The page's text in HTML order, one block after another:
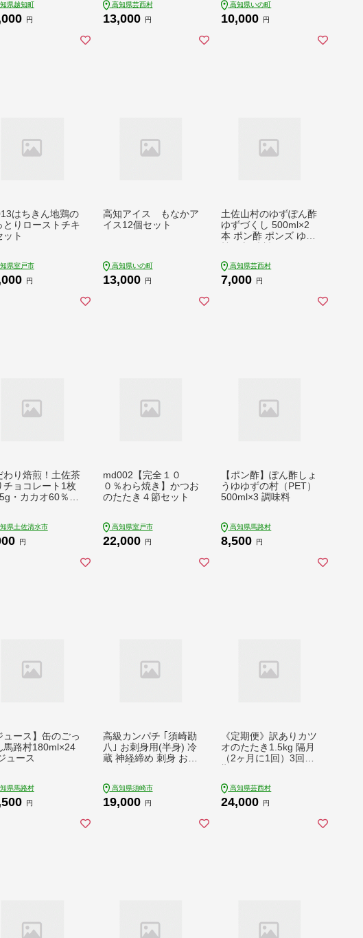
県越知町
円
養殖生産業者応援プロ
ジェクト》／「ブリの
高知県芸西村
13,000 円
高知県いの町
10,000 円
はちきん地鶏の
とりローストチキ
ット
県室戸市
円
高知アイス もなかア
イス12個セット
高知県いの町
13,000 円
土佐山村のゆずぽん酢
ゆずづくし 500ml×2
本 ポン酢 ポンズ ゆず
しゃぶしゃぶ 冷奴 魚
料理 蒸し料理 ドレッ
高知県芸西村
7,000 円
わり焙煎！土佐茶
チョコレート1枚
・カカオ60％）
茶風味 ダークチ
ビター Bean to B
県土佐清水市
円
md002【完全１０
０％わら焼き】かつお
のたたき４節セット
高知県室戸市
22,000 円
【ポン酢】ぽん酢しょ
うゆゆずの村（PET）
500ml×3 調味料
高知県馬路村
8,500 円
ュース】缶のごっ
馬路村180ml×24
ュース
県馬路村
円
高級カンパチ ｢須崎勘
八｣ お刺身用(半身) 冷
蔵 神経締め 刺身 お刺
高知県須崎市
19,000 円
《定期便》訳ありカツ
オのたたき1.5kg 隔月
（2ヶ月に1回）3回定
高知県芸西村
24,000 円